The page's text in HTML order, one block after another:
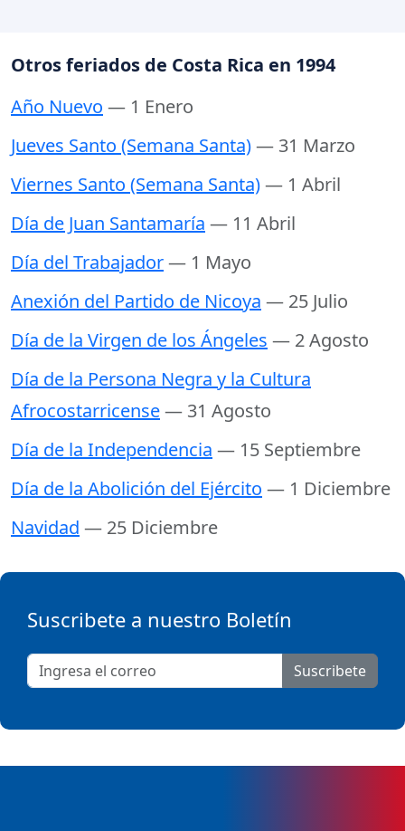
Otros feriados de Costa Rica en 1994
Año Nuevo — 1 Enero
Jueves Santo (Semana Santa)— 31 Marzo
Viernes Santo (Semana Santa)— 1 Abril
Día de Juan Santamaría — 11 Abril
Día del Trabajador— 1 Mayo
Anexión del Partido de Nicoya — 25 Julio
Día de la Virgen de los Ángeles — 2 Agosto
Día de la Persona Negra y la Cultura
Afrocostarricense— 31 Agosto
Día de la Independencia — 15 Septiembre
Día de la Abolición del Ejército — 1 Diciembre
Navidad — 25 Diciembre
Suscribete a nuestro Boletín
Suscribete